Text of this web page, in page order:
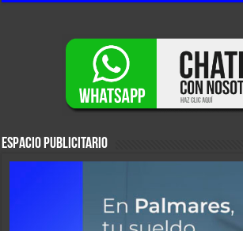
ESPACIO PUBLICITARIO